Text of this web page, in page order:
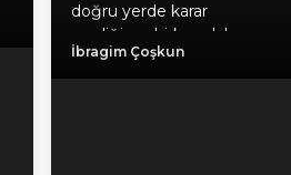
doğru yerde karar
verdiğime birkez daha
emin oldum, hediyeniz
için ayrıca teşekkür
İbragim Çoşkun